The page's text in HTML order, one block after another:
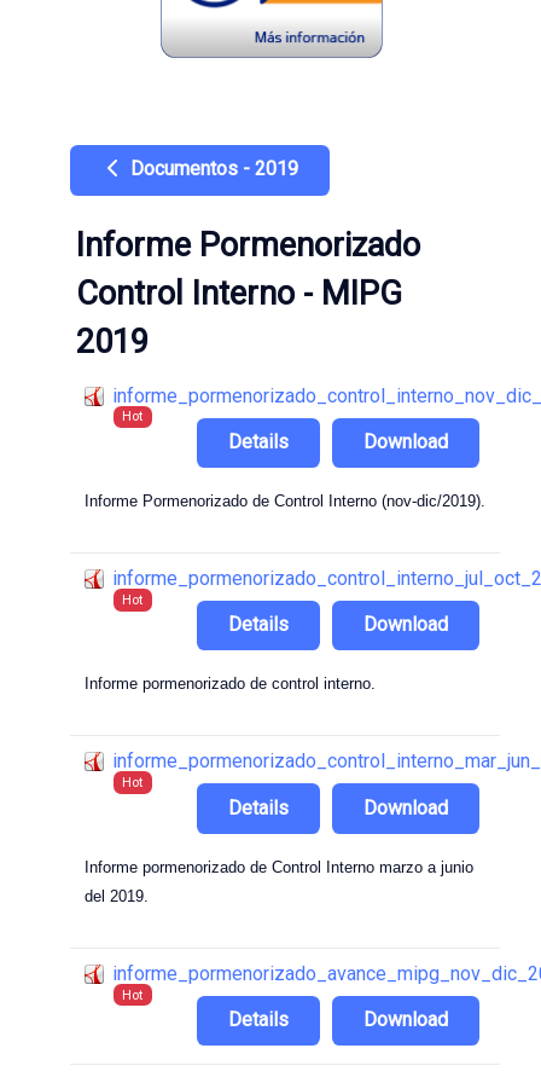
Documentos - 2019
Informe Pormenorizado
Control Interno - MIPG
2019
Hot
Download
Details
Informe Pormenorizado de Control Interno (nov-dic/2019).
Hot
Download
Details
Informe pormenorizado de control interno.
Hot
Download
Details
Informe pormenorizado de Control Interno marzo a junio
del 2019.
Hot
Download
Details